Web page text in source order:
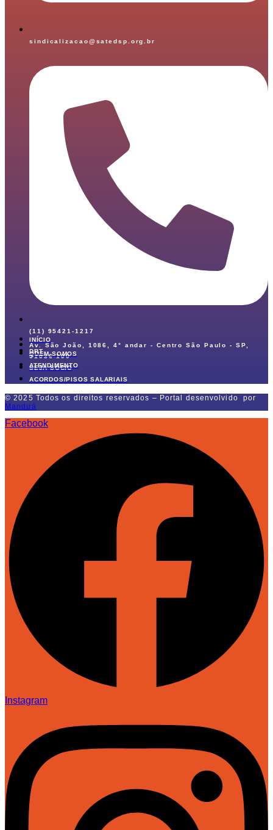
sindicalizacao@satedsp.org.br
(11) 95421-1217
Av. São João, 1086, 4° andar - Centro São Paulo - SP,
01036-100
INÍCIO
QUEM SOMOS
SEJA SÓCIO
DRT
ATENDIMENTO
ACORDOS/PISOS SALARIAIS
© 2025 Todos os direitos reservados – Portal desenvolvido por
Manduá
Facebook
Instagram